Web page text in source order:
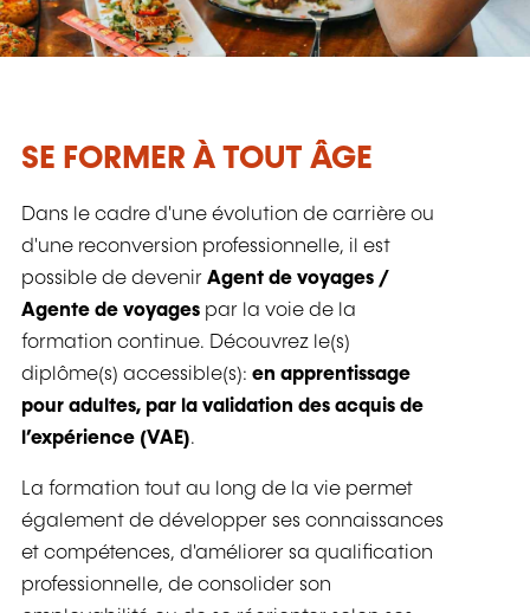
SE FORMER À TOUT ÂGE
Dans le cadre d'une évolution de carrière ou
d'une reconversion professionnelle, il est
possible de devenir Agent de voyages /
Agente de voyages par la voie de la
formation continue. Découvrez le(s)
diplôme(s) accessible(s): en apprentissage
pour adultes, par la validation des acquis de
l’expérience (VAE).
La formation tout au long de la vie permet
également de développer ses connaissances
et compétences, d'améliorer sa qualification
professionnelle, de consolider son